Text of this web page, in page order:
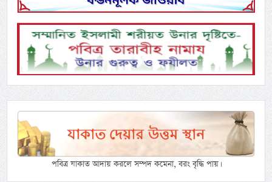
পবিত্র যাকাত আদায় করলে সম্পদ কমেনা, বরং বৃদ্ধি পায়।